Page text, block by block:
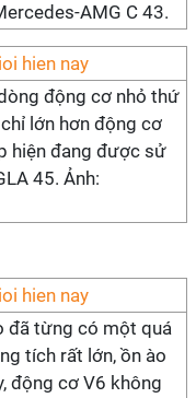
AMG C 43.
động cơ nhỏ thứ
lớn hơn động cơ
hiện đang được sử
45. Ảnh:
đã từng có một quá
tích rất lớn, ồn ào
động cơ V6 không